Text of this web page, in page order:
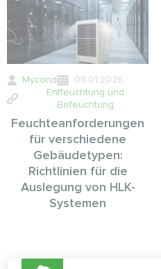
Mycond
08.01.2026
Entfeuchtung und
Befeuchtung
Feuchteanforderungen
für verschiedene
Gebäudetypen:
Richtlinien für die
Auslegung von HLK-
Systemen